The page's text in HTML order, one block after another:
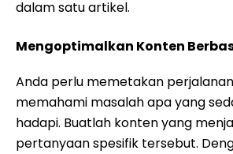
dalam satu artikel.
Mengoptimalkan Konten
Anda perlu memetakan
memahami masalah apa yang
hadapi. Buatlah konten yang
pertanyaan spesifik tersebut.